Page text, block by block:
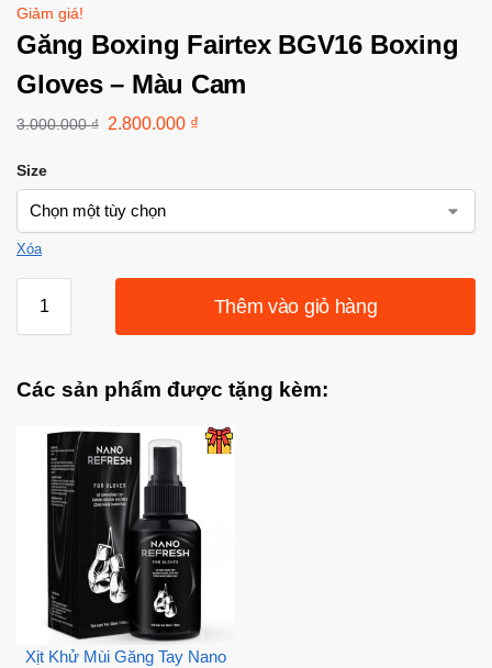
Giảm giá!
Găng Boxing Fairtex BGV16 Boxing
Gloves – Màu Cam
3.000.000₫ 2.800.000 ₫
Size
Xóa
Thêm vào giỏ hàng
Các sản phẩm được tặng kèm:
Xịt Khử Mùi Găng Tay Nano